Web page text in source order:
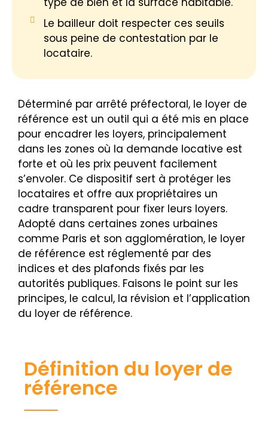
Le bailleur doit respecter ces seuils
sous peine de contestation par le
locataire.
Déterminé par arrêté préfectoral, le loyer de
référence est un outil qui a été mis en place
pour encadrer les loyers, principalement
dans les zones où la demande locative est
forte et où les prix peuvent facilement
s’envoler. Ce dispositif sert à protéger les
locataires et offre aux propriétaires un
cadre transparent pour fixer leurs loyers.
Adopté dans certaines zones urbaines
comme Paris et son agglomération, le loyer
de référence est réglementé par des
indices et des plafonds fixés par les
autorités publiques. Faisons le point sur les
principes, le calcul, la révision et l’application
du loyer de référence.
Définition du loyer de
référence